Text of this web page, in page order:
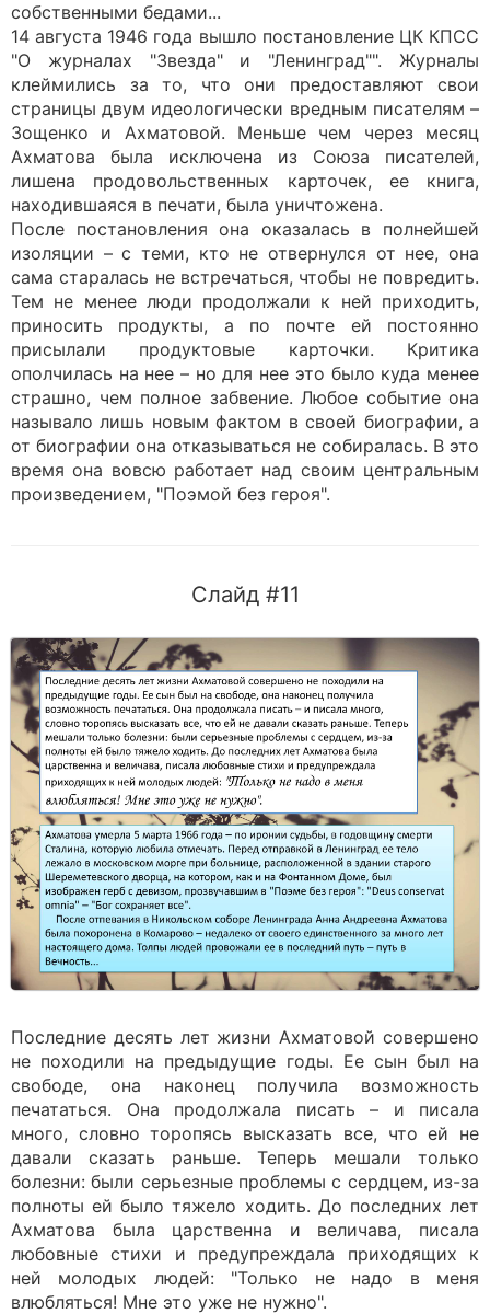
собственными бедами...
14 августа 1946 года вышло постановление ЦК КПСС
"О журналах "Звезда" и "Ленинград"". Журналы
клеймились за то, что они предоставляют свои
страницы двум идеологически вредным писателям –
Зощенко и Ахматовой. Меньше чем через месяц
Ахматова была исключена из Союза писателей,
лишена продовольственных карточек, ее книга,
находившаяся в печати, была уничтожена.
После постановления она оказалась в полнейшей
изоляции – с теми, кто не отвернулся от нее, она
сама старалась не встречаться, чтобы не повредить.
Тем не менее люди продолжали к ней приходить,
приносить продукты, а по почте ей постоянно
присылали продуктовые карточки. Критика
ополчилась на нее – но для нее это было куда менее
страшно, чем полное забвение. Любое событие она
называло лишь новым фактом в своей биографии, а
от биографии она отказываться не собиралась. В это
время она вовсю работает над своим центральным
произведением, "Поэмой без героя".
Слайд #11
Последние десять лет жизни Ахматовой совершено
не походили на предыдущие годы. Ее сын был на
свободе, она наконец получила возможность
печататься. Она продолжала писать – и писала
много, словно торопясь высказать все, что ей не
давали сказать раньше. Теперь мешали только
болезни: были серьезные проблемы с сердцем, из-за
полноты ей было тяжело ходить. До последних лет
Ахматова была царственна и величава, писала
любовные стихи и предупреждала приходящих к
ней молодых людей: "Только не надо в меня
влюбляться! Мне это уже не нужно".